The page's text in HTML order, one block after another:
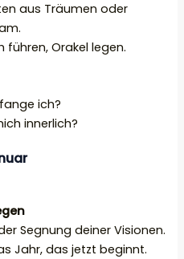
aus Träumen oder
Orakel legen.
ich?
innerlich?
Segnung deiner Visionen.
Jahr, das jetzt beginnt.